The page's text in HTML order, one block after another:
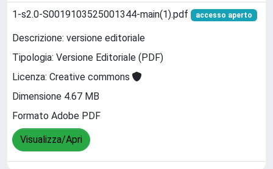
1-s2.0-S0019103525001344-main(1).pdf accesso aperto
Descrizione: versione editoriale
Tipologia: Versione Editoriale (PDF)
Licenza: Creative commons
Dimensione 4.67 MB
Formato Adobe PDF
Visualizza/Apri